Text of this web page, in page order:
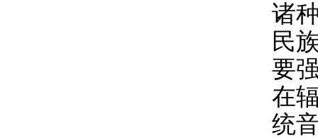
诸
民
要
在
统